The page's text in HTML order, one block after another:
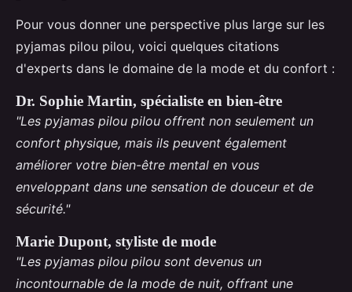
Pour vous donner une perspective plus large sur les
pyjamas pilou pilou, voici quelques citations
d'experts dans le domaine de la mode et du confort :
Dr. Sophie Martin, spécialiste en bien-être
"Les pyjamas pilou pilou offrent non seulement un
confort physique, mais ils peuvent également
améliorer votre bien-être mental en vous
enveloppant dans une sensation de douceur et de
sécurité."
Marie Dupont, styliste de mode
"Les pyjamas pilou pilou sont devenus un
incontournable de la mode de nuit, offrant une